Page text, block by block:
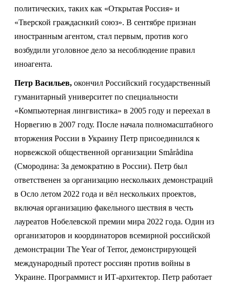
политических, таких как «Открытая Россия» и
«Тверской граждаснкий союз». В сентябре признан
иностранным агентом, стал первым, против кого
возбудили уголовное дело за несоблюдение правил
иноагента.
Петр Васильев, окончил Российский государственный
гуманитарный университет по специальности
«Компьютерная лингвистика» в 2005 году и переехал в
Норвегию в 2007 году. После начала полномасштабного
вторжения России в Украину Петр присоединился к
норвежской общественной организации Smårådina
(Смородина: За демократию в России). Петр был
ответственен за организацию нескольких демонстраций
в Осло летом 2022 года и вёл нескольких проектов,
включая организацию факельного шествия в честь
лауреатов Нобелевской премии мира 2022 года. Один из
организаторов и координаторов всемирной российской
демонстрации The Year of Terror, демонстрирующей
международный протест россиян против войны в
Украине. Программист и ИТ-архитектор. Петр работает